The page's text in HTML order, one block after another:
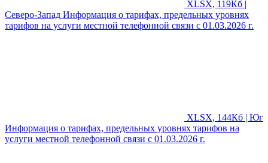
XLSX, 119Кб |
Северо-Запад Информация о тарифах, предельных уровнях
тарифов на услуги местной телефонной связи с 01.03.2026 г.
XLSX, 144Кб | Юг
Информация о тарифах, предельных уровнях тарифов на
услуги местной телефонной связи с 01.03.2026 г.